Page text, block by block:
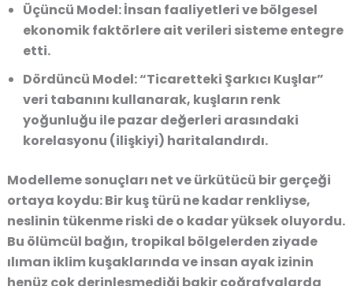
Üçüncü Model:İnsan faaliyetleri ve bölgesel
ekonomik faktörlere ait verileri sisteme entegre
etti.
Dördüncü Model:“Ticaretteki Şarkıcı Kuşlar”
veri tabanını kullanarak, kuşların renk
yoğunluğu ile pazar değerleri arasındaki
korelasyonu (ilişkiyi) haritalandırdı.
Modelleme sonuçları net ve ürkütücü bir gerçeği
ortaya koydu: Bir kuş türü ne kadar renkliyse,
neslinin tükenme riski de o kadar yüksek oluyordu.
Bu ölümcül bağın, tropikal bölgelerden ziyade
ılıman iklim kuşaklarında ve insan ayak izinin